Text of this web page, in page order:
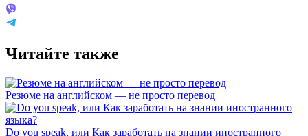
Читайте также
Резюме на английском — не просто перевод
Do you speak, или Как заработать на знании иностранного